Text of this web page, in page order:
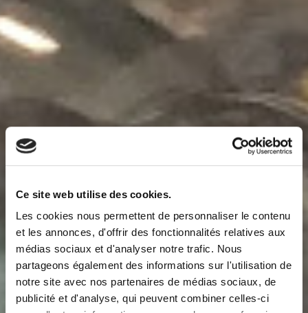
Ce site web utilise des cookies.
Les cookies nous permettent de personnaliser le contenu
et les annonces, d'offrir des fonctionnalités relatives aux
médias sociaux et d'analyser notre trafic. Nous
partageons également des informations sur l'utilisation de
notre site avec nos partenaires de médias sociaux, de
publicité et d'analyse, qui peuvent combiner celles-ci